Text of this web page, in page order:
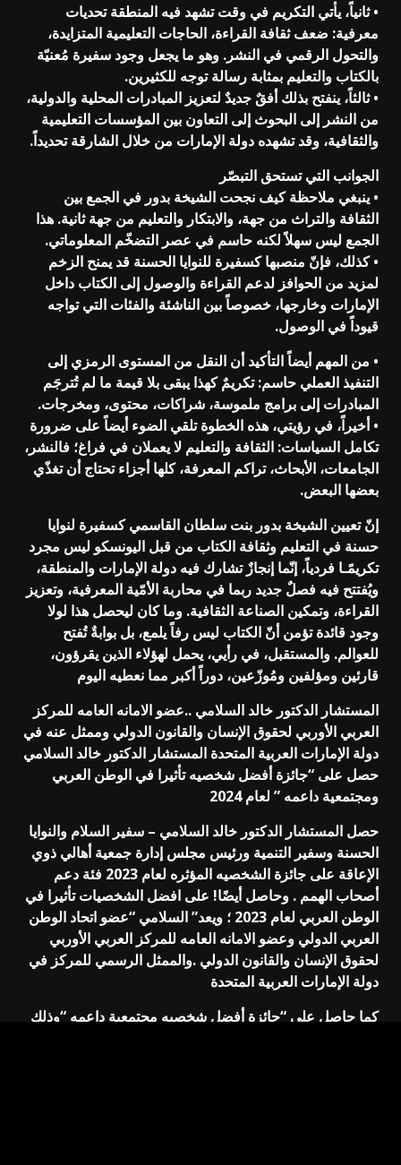
• ثانياً، يأتي التكريم في وقت تشهد فيه المنطقة تحديات
معرفية: ضعف ثقافة القراءة، الحاجات التعليمية المتزايدة،
والتحول الرقمي في النشر. وهو ما يجعل وجود سفيرة مُعنيّة
بالكتاب والتعليم بمثابة رسالة توجه للكثيرين.
• ثالثاً، ينفتح بذلك أفقٌ جديدٌ لتعزيز المبادرات المحلية والدولية،
من النشر إلى البحوث إلى التعاون بين المؤسسات التعليمية
والثقافية، وقد تشهده دولة الإمارات من خلال الشارقة تحديداً.
الجوانب التي تستحق التبصّر
• ينبغي ملاحظة كيف نجحت الشيخة بدور في الجمع بين
الثقافة والتراث من جهة، والابتكار والتعليم من جهة ثانية. هذا
الجمع ليس سهلاً لكنه حاسم في عصر التضخّم المعلوماتي.
• كذلك، فإنّ منصبها كسفيرة للنوايا الحسنة قد يمنح الزخم
لمزيد من الحوافز لدعم القراءة والوصول إلى الكتاب داخل
الإمارات وخارجها، خصوصاً بين الناشئة والفئات التي تواجه
قيوداً في الوصول.
• من المهم أيضاً التأكيد أن النقل من المستوى الرمزي إلى
التنفيذ العملي حاسم: تكريمٌ كهذا يبقى بلا قيمة ما لم تُترجَم
المبادرات إلى برامج ملموسة، شراكات، محتوى، ومخرجات.
• أخيراً، في رؤيتي، هذه الخطوة تلقي الضوء أيضاً على ضرورة
تكامل السياسات: الثقافة والتعليم لا يعملان في فراغ؛ فالنشر،
الجامعات، الأبحاث، تراكم المعرفة، كلها أجزاء تحتاج أن تغذّي
بعضها البعض.
إنّ تعيين الشيخة بدور بنت سلطان القاسمي كسفيرة لنوايا
حسنة في التعليم وثقافة الكتاب من قبل اليونسكو ليس مجرد
تكريمًـا فردياً، إنّما إنجازٌ تشارك فيه دولة الإمارات والمنطقة،
ويُفتتح فيه فصلٌ جديد ربما في محاربة الأمّية المعرفية، وتعزيز
القراءة، وتمكين الصناعة الثقافية. وما كان ليحصل هذا لولا
وجود قائدة تؤمن أنّ الكتاب ليس رفاً يلمع، بل بوابةٌ تُفتح
للعوالم. والمستقبل، في رأيي، يحمل لهؤلاء الذين يقرؤون،
قارئين ومؤلفين ومُوزّعين، دوراً أكبر مما نعطيه اليوم
المستشار الدكتور خالد السلامي ..عضو الامانه العامه للمركز
العربي الأوربي لحقوق الإنسان والقانون الدولي وممثل عنه في
دولة الإمارات العربية المتحدة المستشار الدكتور خالد السلامي
حصل على “جائزة أفضل شخصيه تأثيرا في الوطن العربي
ومجتمعية داعمه ” لعام 2024
حصل المستشار الدكتور خالد السلامي – سفير السلام والنوايا
الحسنة وسفير التنمية ورئيس مجلس إدارة جمعية أهالي ذوي
الإعاقة على جائزة الشخصيه المؤثره لعام 2023 فئة دعم
أصحاب الهمم . وحاصل أيضًا! على افضل الشخصيات تأثيرا في
الوطن العربي لعام 2023 ؛ ويعد” السلامي “عضو اتحاد الوطن
العربي الدولي وعضو الامانه العامه للمركز العربي الأوربي
لحقوق الإنسان والقانون الدولي .والممثل الرسمي للمركز في
دولة الإمارات العربية المتحدة
كما حاصل على “جائزة أفضل شخصيه مجتمعية داعمه “وذلك